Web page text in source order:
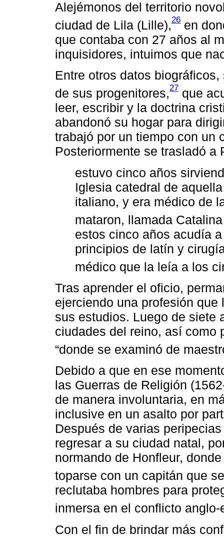
Alejémonos del territorio
ciudad de Lila (Lille),26 en
que contaba con 27 años al
inquisidores, intuimos que
Entre otros datos
de sus progenitores,27 que
leer, escribir y la doctrina
abandonó su hogar para
trabajó por un tiempo con un
Posteriormente se trasladó a
estuvo cinco años
Iglesia catedral de
italiano, y era médico de
mataron, llamada
estos cinco años acudía
principios de latín y
médico que la leía a los
Tras aprender el oficio,
ejerciendo una profesión
sus estudios. Luego de siete
ciudades del reino, así como
“donde se examinó de
Debido a que en ese
las Guerras de Religión
de manera involuntaria, en
inclusive en un asalto por
Después de varias
regresar a su ciudad natal,
normando de Honfleur,
toparse con un capitán que
reclutaba hombres para
inmersa en el conflicto
Con el fin de brindar más